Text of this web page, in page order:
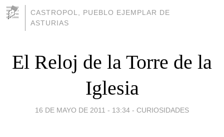
CASTROPOL, PUEBLO EJEMPLAR DE
ASTURIAS
El Reloj de la Torre de la
Iglesia
16 DE MAYO DE 2011 - 13:34 - CURIOSIDADES